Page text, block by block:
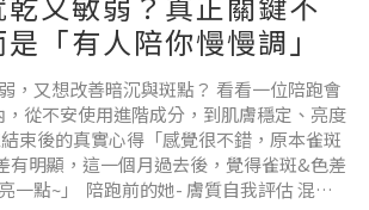
「有人陪你慢慢調」
，又想改善暗沉與斑點？ 看看一位陪跑會
，從不安使用進階成分，到肌膚穩定、亮度
束後的真實心得「感覺很不錯，原本雀斑
有明顯，這一個月過去後，覺得雀斑&色差
一點~」 陪跑前的她- 膚質自我評估 混合